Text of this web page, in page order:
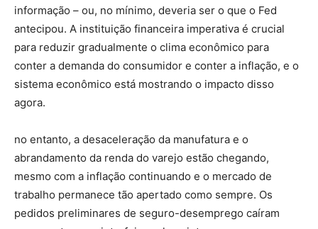
informação – ou, no mínimo, deveria ser o que o Fed
antecipou. A instituição financeira imperativa é crucial
para reduzir gradualmente o clima econômico para
conter a demanda do consumidor e conter a inflação, e o
sistema econômico está mostrando o impacto disso
agora.
no entanto, a desaceleração da manufatura e o
abrandamento da renda do varejo estão chegando,
mesmo com a inflação continuando e o mercado de
trabalho permanece tão apertado como sempre. Os
pedidos preliminares de seguro-desemprego caíram